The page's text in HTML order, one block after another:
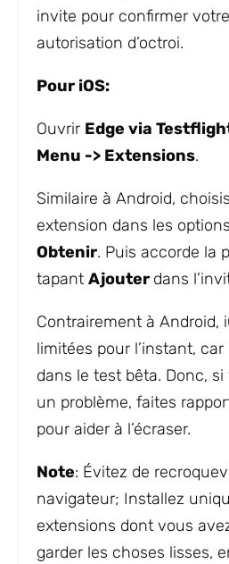
invite pour confirmer
autorisation d’octroi.
Pour iOS:
Ouvrir Edge via
Menu -> Extensions.
Similaire à Android,
extension dans les
Obtenir. Puis accorde la
tapant Ajouter dans
Contrairement à Android,
limitées pour l’instant,
dans le test bêta. Donc,
un problème, faites
pour aider à l’écraser.
Note: Évitez de
navigateur; Installez
extensions dont vous
garder les choses lisses,